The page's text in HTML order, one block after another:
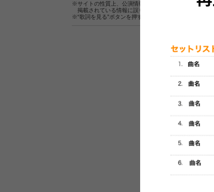
※サイトの性質上、公演情報およびセットリスト情報
掲載されている情報に誤りがある場合は、
※“歌詞を見る”ボタンを押すと、株式会社ページワンが
セットリ